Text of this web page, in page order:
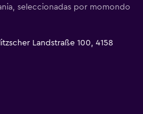
seleccionadas por momondo
Landstraße 100, 4158